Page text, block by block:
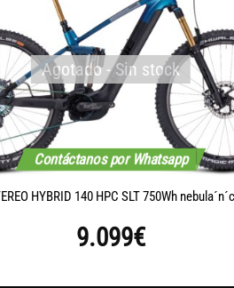
Contáctanos por Whatsapp
Agotado - Sin stock
HYBRID 140 HPC SLT 750Wh
9.099€